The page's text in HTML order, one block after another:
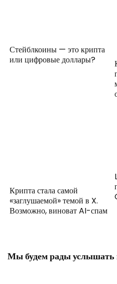
Стейблкоины — это крипта
или цифровые доллары?
Крипта стала самой
«заглушаемой» темой в X.
Возможно, виноват AI-спам
Мы будем рады